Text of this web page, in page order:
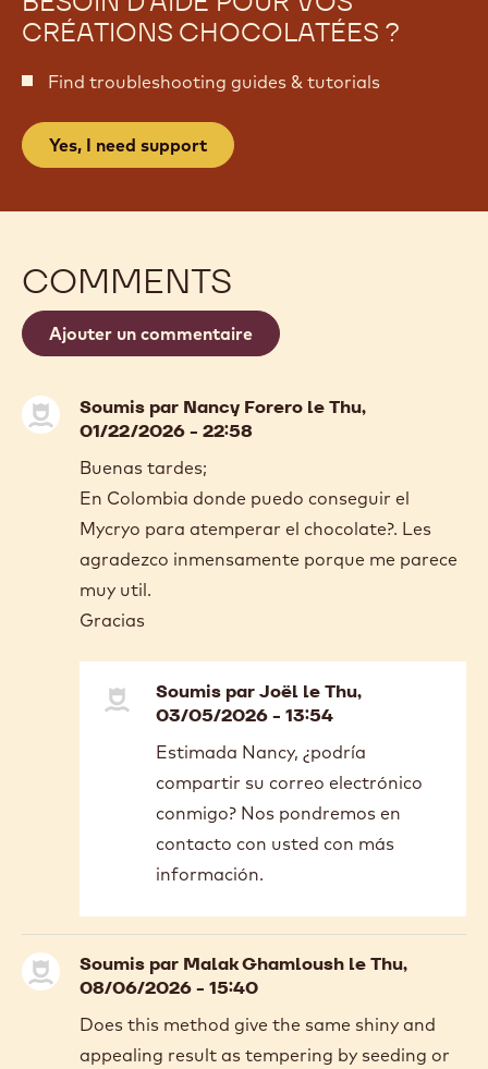
CRÉATIONS CHOCOLATÉES ?
Find troubleshooting guides & tutorials
Yes, I need support
COMMENTS
Ajouter un commentaire
Soumis par Nancy Forero le Thu,
01/22/2026 - 22:58
Buenas tardes;
En Colombia donde puedo conseguir el
Mycryo para atemperar el chocolate?. Les
agradezco inmensamente porque me parece
muy util.
Gracias
Soumis parJoël le Thu,
03/05/2026 - 13:54
reply
to
Buenas
tardes;
Colombia…
Nancy
Forero
Estimada Nancy, ¿podría
compartir su correo electrónico
conmigo? Nos pondremos en
contacto con usted con más
información.
Soumis par Malak Ghamloush le Thu,
08/06/2026 - 15:40
Does this method give the same shiny and
appealing result as tempering by seeding or